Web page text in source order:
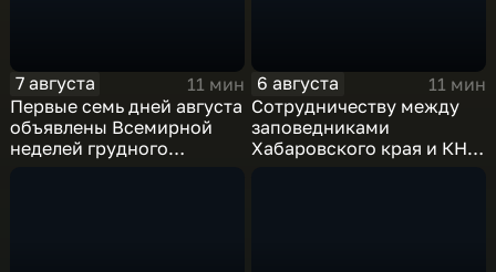
7 августа
11 мин
Первые семь дней августа
объявлены Всемирной
неделей грудного
6 августа
11 мин
Сотрудничеству между
заповедниками
Хабаровского края и КНР